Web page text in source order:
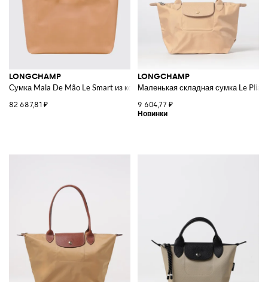
LONGCHAMP
Сумка Mala De Mão Le Smart из кожи
82 687,81 ₽
LONGCHAMP
Маленькая складная сумка Le
9 604,77 ₽